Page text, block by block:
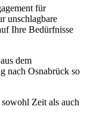
für
unschlagbare
Ihre Bedürfnisse
aus dem
nach Osnabrück so
Zeit als auch